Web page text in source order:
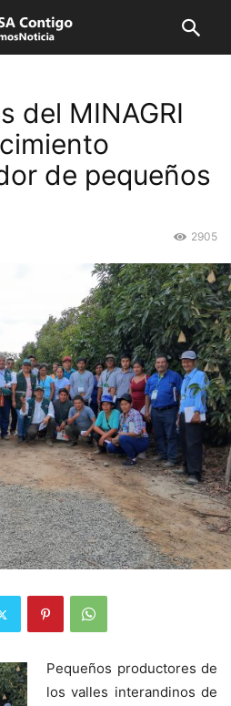
del MINAGRI
de pequeños
2905
Pequeños productores de
los valles interandinos de